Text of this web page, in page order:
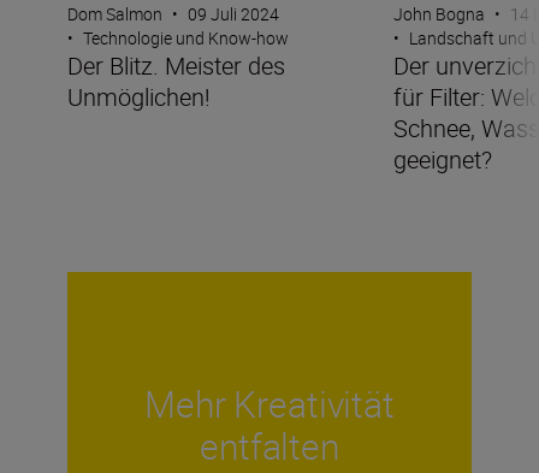
Dom Salmon • 09 Juli 2024
• Technologie und Know-how
Der Blitz. Meister des
Unmöglichen!
John Bogna • 14
• Landschaft und
Der
für Filter:
Schnee,
geeignet?
Mehr Kreativität
entfalten